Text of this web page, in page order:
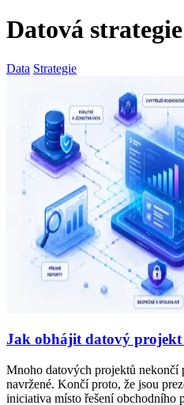
Datová strategie
Data Strategie
Jak obhájit datový
Mnoho datových projektů nekončí
navržené. Končí proto, že jsou
iniciativa místo řešení obchodního